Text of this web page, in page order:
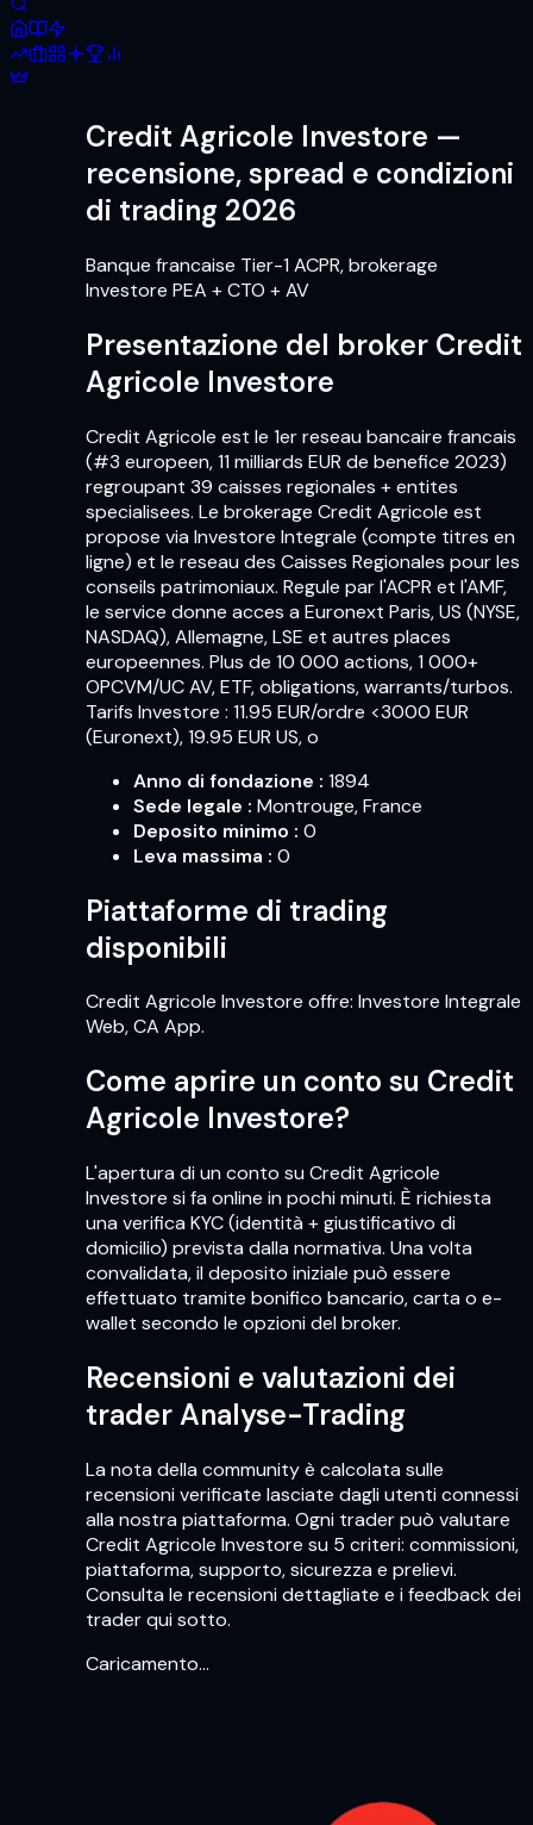
Credit Agricole Investore —
recensione, spread e condizioni
di trading 2026
Banque francaise Tier-1 ACPR, brokerage
Investore PEA + CTO + AV
Presentazione del broker Credit
Agricole Investore
Credit Agricole est le 1er reseau bancaire francais
(#3 europeen, 11 milliards EUR de benefice 2023)
regroupant 39 caisses regionales + entites
specialisees. Le brokerage Credit Agricole est
propose via Investore Integrale (compte titres en
ligne) et le reseau des Caisses Regionales pour les
conseils patrimoniaux. Regule par l'ACPR et l'AMF,
le service donne acces a Euronext Paris, US (NYSE,
NASDAQ), Allemagne, LSE et autres places
europeennes. Plus de 10 000 actions, 1 000+
OPCVM/UC AV, ETF, obligations, warrants/turbos.
Tarifs Investore : 11.95 EUR/ordre <3000 EUR
(Euronext), 19.95 EUR US, o
Anno di fondazione : 1894
Sede legale : Montrouge, France
Deposito minimo : 0
Leva massima : 0
Piattaforme di trading
disponibili
Credit Agricole Investore offre: Investore Integrale
Web, CA App.
Come aprire un conto su Credit
Agricole Investore?
L'apertura di un conto su Credit Agricole
Investore si fa online in pochi minuti. È richiesta
una verifica KYC (identità + giustificativo di
domicilio) prevista dalla normativa. Una volta
convalidata, il deposito iniziale può essere
effettuato tramite bonifico bancario, carta o e-
wallet secondo le opzioni del broker.
Recensioni e valutazioni dei
trader Analyse-Trading
La nota della community è calcolata sulle
recensioni verificate lasciate dagli utenti connessi
alla nostra piattaforma. Ogni trader può valutare
Credit Agricole Investore su 5 criteri: commissioni,
piattaforma, supporto, sicurezza e prelievi.
Consulta le recensioni dettagliate e i feedback dei
trader qui sotto.
Caricamento…